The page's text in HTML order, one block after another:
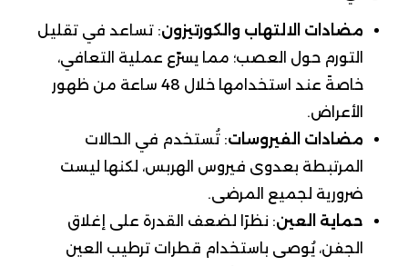
مضادات الالتهاب والكورتيزون: تساعد في تقليل
التورم حول العصب؛ مما يسرّع عملية التعافي،
خاصةً عند استخدامها خلال 48 ساعة من ظهور
الأعراض.
مضادات الفيروسات: تُستخدم في الحالات
المرتبطة بعدوى فيروس الهربس، لكنها ليست
ضرورية لجميع المرضى.
حماية العين: نظرًا لضعف القدرة على إغلاق
الجفن، يُوصى باستخدام قطرات ترطيب العين